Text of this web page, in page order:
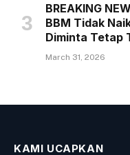
BREAKING
BBM Tidak
Diminta Tetap
March 31, 2026
KAMI UCAPKAN